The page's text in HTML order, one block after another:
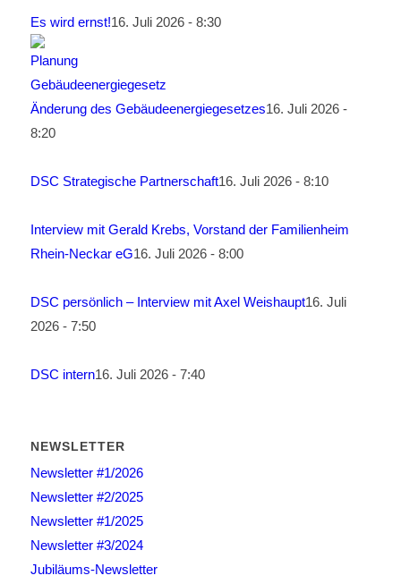
Es wird ernst!16. Juli 2026 - 8:30
Änderung des Gebäudeenergiegesetzes16. Juli 2026 -
8:20
DSC Strategische Partnerschaft16. Juli 2026 - 8:10
Interview mit Gerald Krebs, Vorstand der Familienheim
Rhein-Neckar eG16. Juli 2026 - 8:00
DSC persönlich – Interview mit Axel Weishaupt16. Juli
2026 - 7:50
DSC intern16. Juli 2026 - 7:40
NEWSLETTER
Newsletter #1/2026
Newsletter #2/2025
Newsletter #1/2025
Newsletter #3/2024
Jubiläums-Newsletter